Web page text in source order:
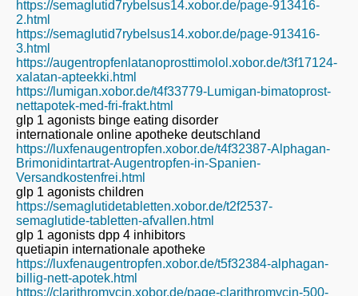
https://semaglutid7rybelsus14.xobor.de/page-913416-
2.html
https://semaglutid7rybelsus14.xobor.de/page-913416-
3.html
https://augentropfenlatanoprosttimolol.xobor.de/t3f17124-
xalatan-apteekki.html
https://lumigan.xobor.de/t4f33779-Lumigan-bimatoprost-
nettapotek-med-fri-frakt.html
glp 1 agonists binge eating disorder
internationale online apotheke deutschland
https://luxfenaugentropfen.xobor.de/t4f32387-Alphagan-
Brimonidintartrat-Augentropfen-in-Spanien-
Versandkostenfrei.html
glp 1 agonists children
https://semaglutidetabletten.xobor.de/t2f2537-
semaglutide-tabletten-afvallen.html
glp 1 agonists dpp 4 inhibitors
quetiapin internationale apotheke
https://luxfenaugentropfen.xobor.de/t5f32384-alphagan-
billig-nett-apotek.html
https://clarithromycin.xobor.de/page-clarithromycin-500-